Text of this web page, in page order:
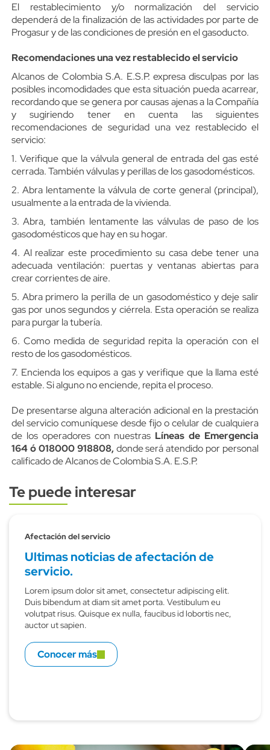
El restablecimiento y/o normalización del servicio
dependerá de la finalización de las actividades por parte de
Progasur y de las condiciones de presión en el gasoducto.
Recomendaciones una vez restablecido el servicio
Alcanos de Colombia S.A. E.S.P. expresa disculpas por las
posibles incomodidades que esta situación pueda acarrear,
recordando que se genera por causas ajenas a la Compañía
y sugiriendo tener en cuenta las siguientes
recomendaciones de seguridad una vez restablecido el
servicio:
1. Verifique que la válvula general de entrada del gas esté
cerrada. También válvulas y perillas de los gasodomésticos.
2. Abra lentamente la válvula de corte general (principal),
usualmente a la entrada de la vivienda.
3. Abra, también lentamente las válvulas de paso de los
gasodomésticos que hay en su hogar.
4. Al realizar este procedimiento su casa debe tener una
adecuada ventilación: puertas y ventanas abiertas para
crear corrientes de aire.
5. Abra primero la perilla de un gasodoméstico y deje salir
gas por unos segundos y ciérrela. Esta operación se realiza
para purgar la tubería.
6. Como medida de seguridad repita la operación con el
resto de los gasodomésticos.
7. Encienda los equipos a gas y verifique que la llama esté
estable. Si alguno no enciende, repita el proceso.
De presentarse alguna alteración adicional en la prestación
del servicio comuníquese desde fijo o celular de cualquiera
de los operadores con nuestras Líneas de Emergencia
164 ó 018000 918808,donde será atendido por personal
calificado de Alcanos de Colombia S.A. E.S.P.
Subtitulo
Te puede interesar
Afectación del servicio
Ultimas noticias de afectación de
servicio.
Lorem ipsum dolor sit amet, consectetur adipiscing elit.
Duis bibendum at diam sit amet porta. Vestibulum eu
volutpat risus. Quisque ex nulla, faucibus id lobortis nec,
auctor ut sapien.
Conocer más